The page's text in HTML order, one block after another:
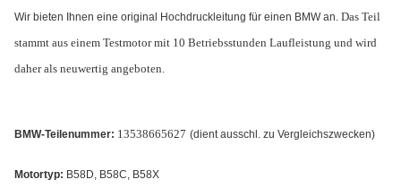
Wir bieten Ihnen eine original Hochdruckleitung für einen BMW an. Das Teil
stammt aus einem Testmotor mit 10 Betriebsstunden Laufleistung und wird
daher als neuwertig angeboten.
BMW-Teilenummer: 13538665627 (dient ausschl. zu Vergleichszwecken)
Motortyp: B58D, B58C, B58X